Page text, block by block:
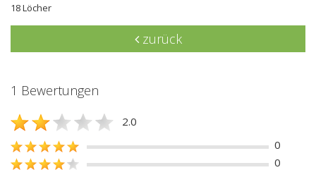
18 Löcher
zurück
1 Bewertungen
2.0
0
0